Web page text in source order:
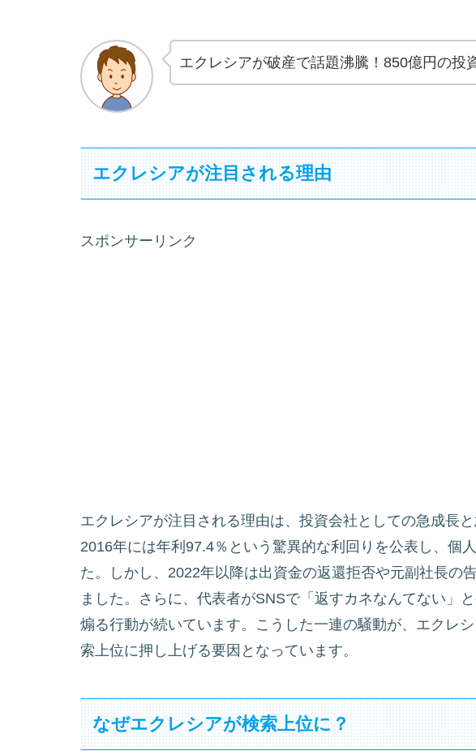
エクレシアが破産で話題沸騰！850億円の投
エクレシアが注目される理由
スポンサーリンク
エクレシアが注目される理由は、投資会社としての急成長
2016年には年利97.4％という驚異的な利回りを公表し、個
た。しかし、2022年以降は出資金の返還拒否や元副社長の
ました。さらに、代表者がSNSで「返すカネなんてない」
煽る行動が続いています。こうした一連の騒動が、エクレ
索上位に押し上げる要因となっています。
なぜエクレシアが検索上位に？